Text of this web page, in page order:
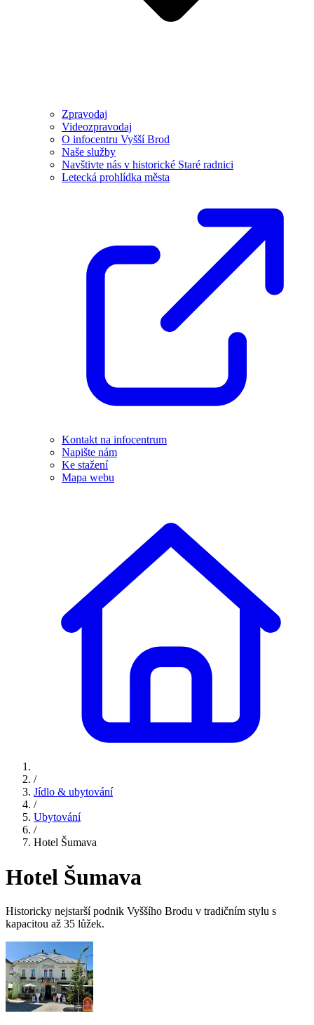
Zpravodaj
Videozpravodaj
O infocentru Vyšší Brod
Naše služby
Navštivte nás v historické Staré radnici
Letecká prohlídka města
Kontakt na infocentrum
Napište nám
Ke stažení
Mapa webu
/
Jídlo & ubytování
/
Ubytování
/
Hotel Šumava
Hotel Šumava
Historicky nejstarší podnik Vyššího Brodu v tradičním stylu s
kapacitou až 35 lůžek.